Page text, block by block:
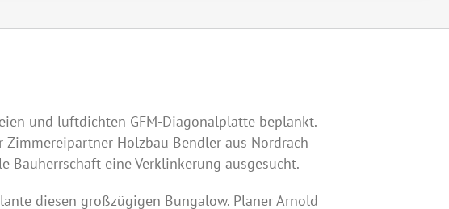
und luftdichten GFM-Diagonalplatte beplankt.
Holzbau Bendler aus Nordrach
Bauherrschaft eine Verklinkerung ausgesucht.
diesen großzügigen Bungalow. Planer Arnold